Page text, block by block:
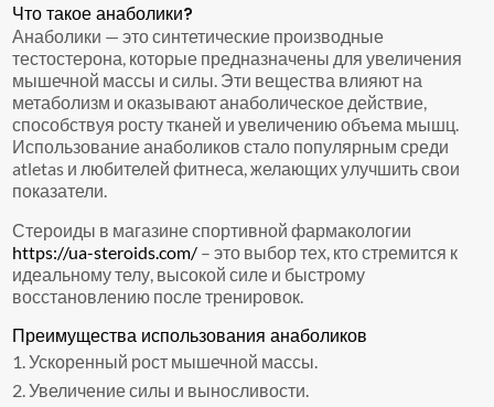
Что такое анаболики?
Анаболики — это синтетические производные
тестостерона, которые предназначены для увеличения
мышечной массы и силы. Эти вещества влияют на
метаболизм и оказывают анаболическое действие,
способствуя росту тканей и увеличению объема мышц.
Использование анаболиков стало популярным среди
atletas и любителей фитнеса, желающих улучшить свои
показатели.
Стероиды в магазине спортивной фармакологии
https://ua-steroids.com/ – это выбор тех, кто стремится к
идеальному телу, высокой силе и быстрому
восстановлению после тренировок.
Преимущества использования анаболиков
Ускоренный рост мышечной массы.
Увеличение силы и выносливости.